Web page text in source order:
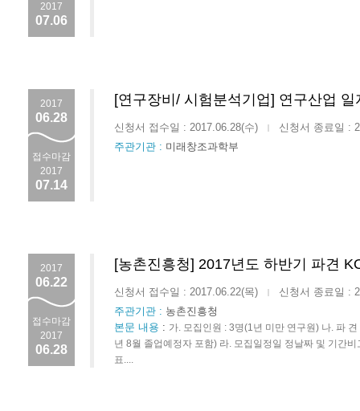
2017
07.06
2017
06.28
접수마감
2017
07.14
[연구장비/ 시험분석기업] 연구산업 일
신청서 접수일 : 2017.06.28(수) |
신청서 종료일 :
주관기관 : 미래창조과학부
2017
06.22
접수마감
2017
06.28
[농촌진흥청] 2017년도 하반기 파견
신청서 접수일 : 2017.06.22(목) |
신청서 종료일 :
주관기관 : 농촌진흥청
본문 내용 : 가. 모집인원 : 3명(1년 미만 연구원) 나. 파
년 8월 졸업예정자 포함) 라. 모집일정일 정날짜 및 기간
표....